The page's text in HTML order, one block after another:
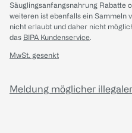
Säuglingsanfangsnahrung Rabatte
weiteren ist ebenfalls ein Sammeln
nicht erlaubt und daher nicht
das BIPA Kundenservice.
MwSt. gesenkt
Meldung möglicher